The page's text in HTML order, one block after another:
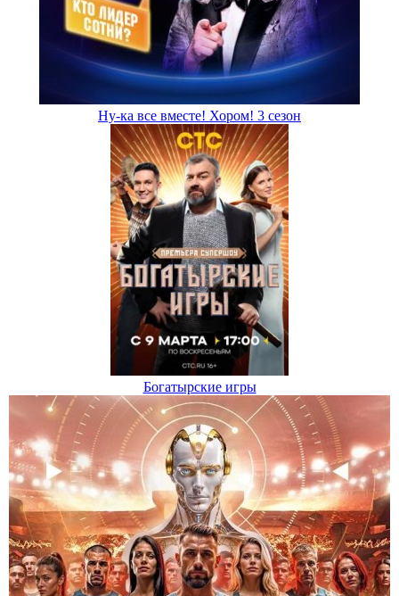
Ну-ка все вместе! Хором! 3 сезон
Богатырские игры